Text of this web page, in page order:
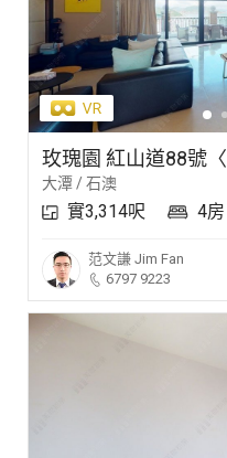
玫瑰園 紅山道88號〈
大潭 / 石澳
實3,314呎 4房
范文謙 Jim Fan
6797 9223